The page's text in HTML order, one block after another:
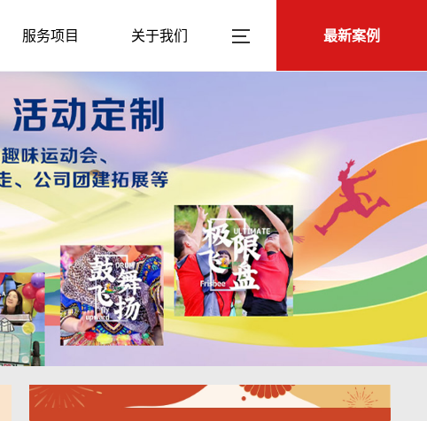
最新案例
服务项目 关于我们